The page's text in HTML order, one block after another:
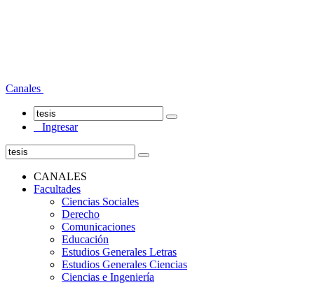
Canales
Ingresar
CANALES
Facultades
Ciencias Sociales
Derecho
Comunicaciones
Educación
Estudios Generales Letras
Estudios Generales Ciencias
Ciencias e Ingeniería